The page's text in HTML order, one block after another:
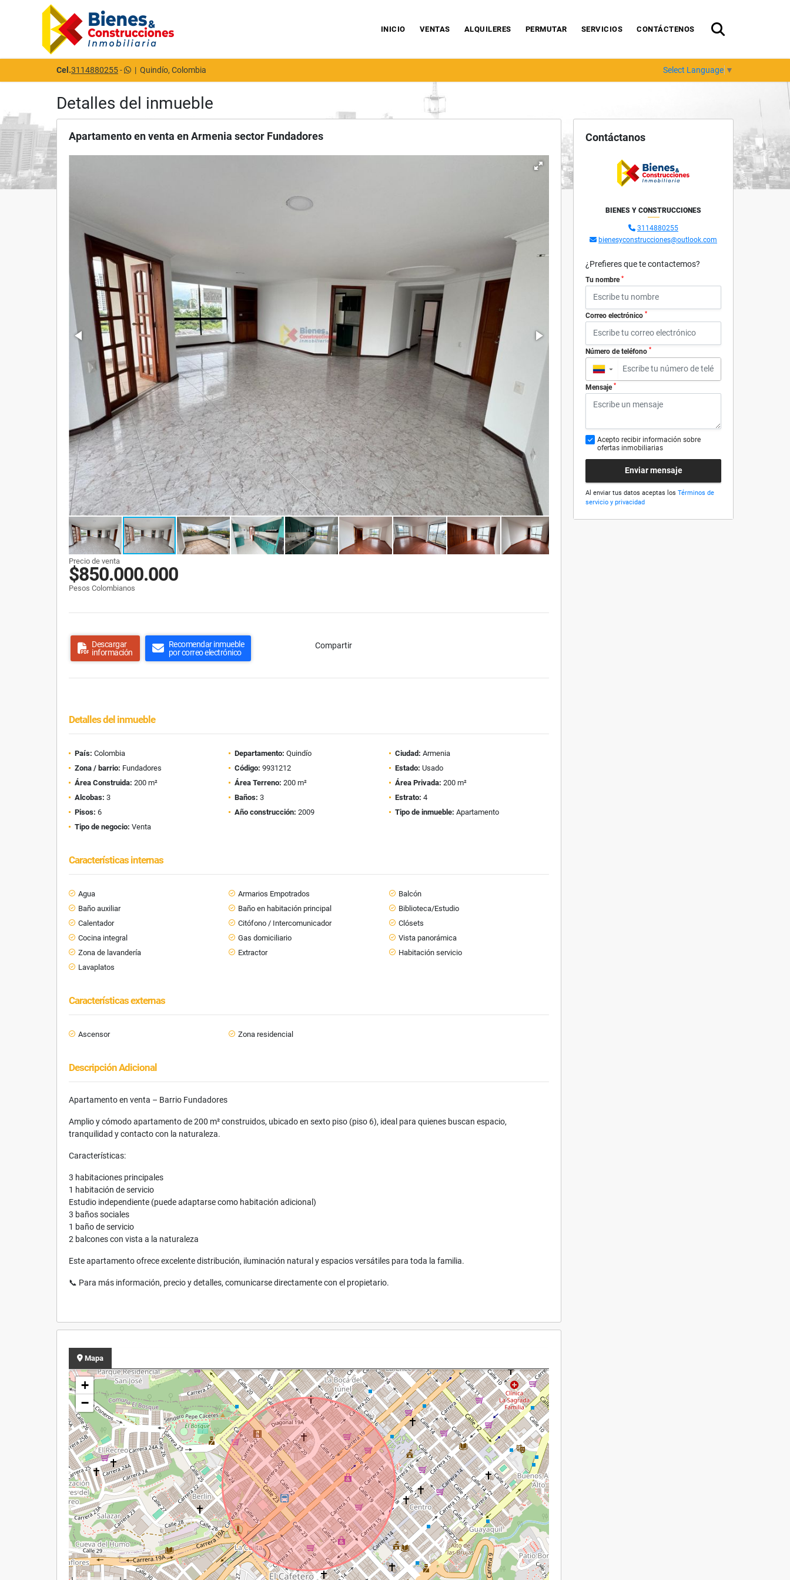
INICIO VENTAS ALQUILERES PERMUTAR SERVICIOS CONTÁCTENOS
Cel.3114880255- | Quindío, Colombia Select Language ▼
Detalles del inmueble
Apartamento en venta en Armenia sector Fundadores
Precio de venta
$850.000.000
Pesos Colombianos
Descargar
información
Recomendar inmueble
por correo electrónico
Compartir
Detalles del inmueble
País: Colombia Departamento: Quindío Ciudad: Armenia
Zona / barrio: Fundadores Código: 9931212 Estado: Usado
Área Construida: 200 m² Área Terreno: 200 m² Área Privada: 200 m²
Alcobas: 3 Baños: 3 Estrato: 4
Pisos: 6 Año construcción: 2009 Tipo de inmueble: Apartamento
Tipo de negocio: Venta
Características internas
Agua Armarios Empotrados
Balcón
Baño auxiliar
Baño en habitación principal
Biblioteca/Estudio
Calentador
Citófono / Intercomunicador
Clósets
Cocina integral
Gas domiciliario
Vista panorámica
Zona de lavandería
Extractor
Habitación servicio
Lavaplatos
Características externas
Ascensor Zona residencial
Descripción Adicional
Apartamento en venta – Barrio Fundadores
Amplio y cómodo apartamento de 200 m² construidos, ubicado en sexto piso (piso 6), ideal para quienes buscan espacio,
tranquilidad y contacto con la naturaleza.
Características:
3 habitaciones principales
1 habitación de servicio
Estudio independiente (puede adaptarse como habitación adicional)
3 baños sociales
1 baño de servicio
2 balcones con vista a la naturaleza
Este apartamento ofrece excelente distribución, iluminación natural y espacios versátiles para toda la familia.
📞 Para más información, precio y detalles, comunicarse directamente con el propietario.
Mapa
+
−
Contáctanos
BIENES Y CONSTRUCCIONES
3114880255
bienesyconstrucciones@outlook.com
¿Prefieres que te contactemos?
Tu nombre *
Correo electrónico *
Número de teléfono *
▼
Mensaje *
Acepto recibir información sobre
ofertas inmobiliarias
Enviar mensaje
Al enviar tus datos aceptas los Términos de
servicio y privacidad